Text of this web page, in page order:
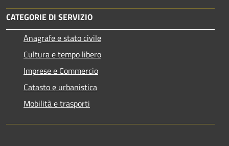
CATEGORIE DI SERVIZIO
Anagrafe e stato civile
Cultura e tempo libero
Imprese e Commercio
Catasto e urbanistica
Mobilità e trasporti